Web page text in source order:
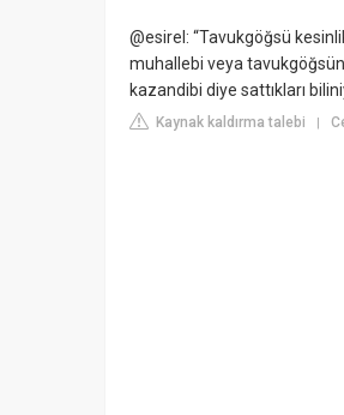
@esirel: “Tavukgöğsü
muhallebi veya
kazandibi diye sattıkları
Kaynak kaldırma talebi |